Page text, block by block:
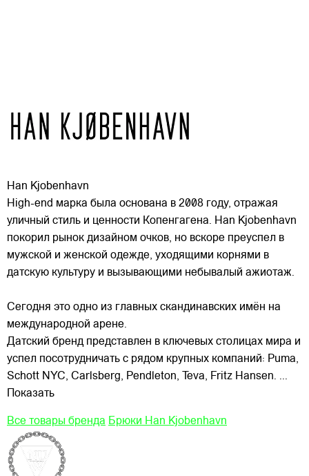
Han Kjobenhavn
High-end марка была основана в 2008 году, отражая
уличный стиль и ценности Копенгагена. Han Kjobenhavn
покорил рынок дизайном очков, но вскоре преуспел в
мужской и женской одежде, уходящими корнями в
датскую культуру и вызывающими небывалый ажиотаж.
Сегодня это одно из главных скандинавских имён на
международной арене.
Датский бренд представлен в ключевых столицах мира и
успел посотрудничать с рядом крупных компаний: Puma,
Schott NYC, Carlsberg, Pendleton, Teva, Fritz Hansen. ...
Показать
Все товары бренда Брюки Han Kjobenhavn